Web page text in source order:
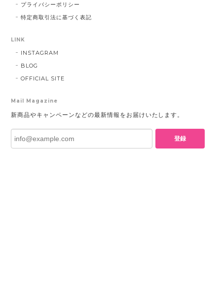
プライバシーポリシー
特定商取引法に基づく表記
LINK
INSTAGRAM
BLOG
OFFICIAL SITE
Mail Magazine
新商品やキャンペーンなどの最新情報をお届けいたします。
登録